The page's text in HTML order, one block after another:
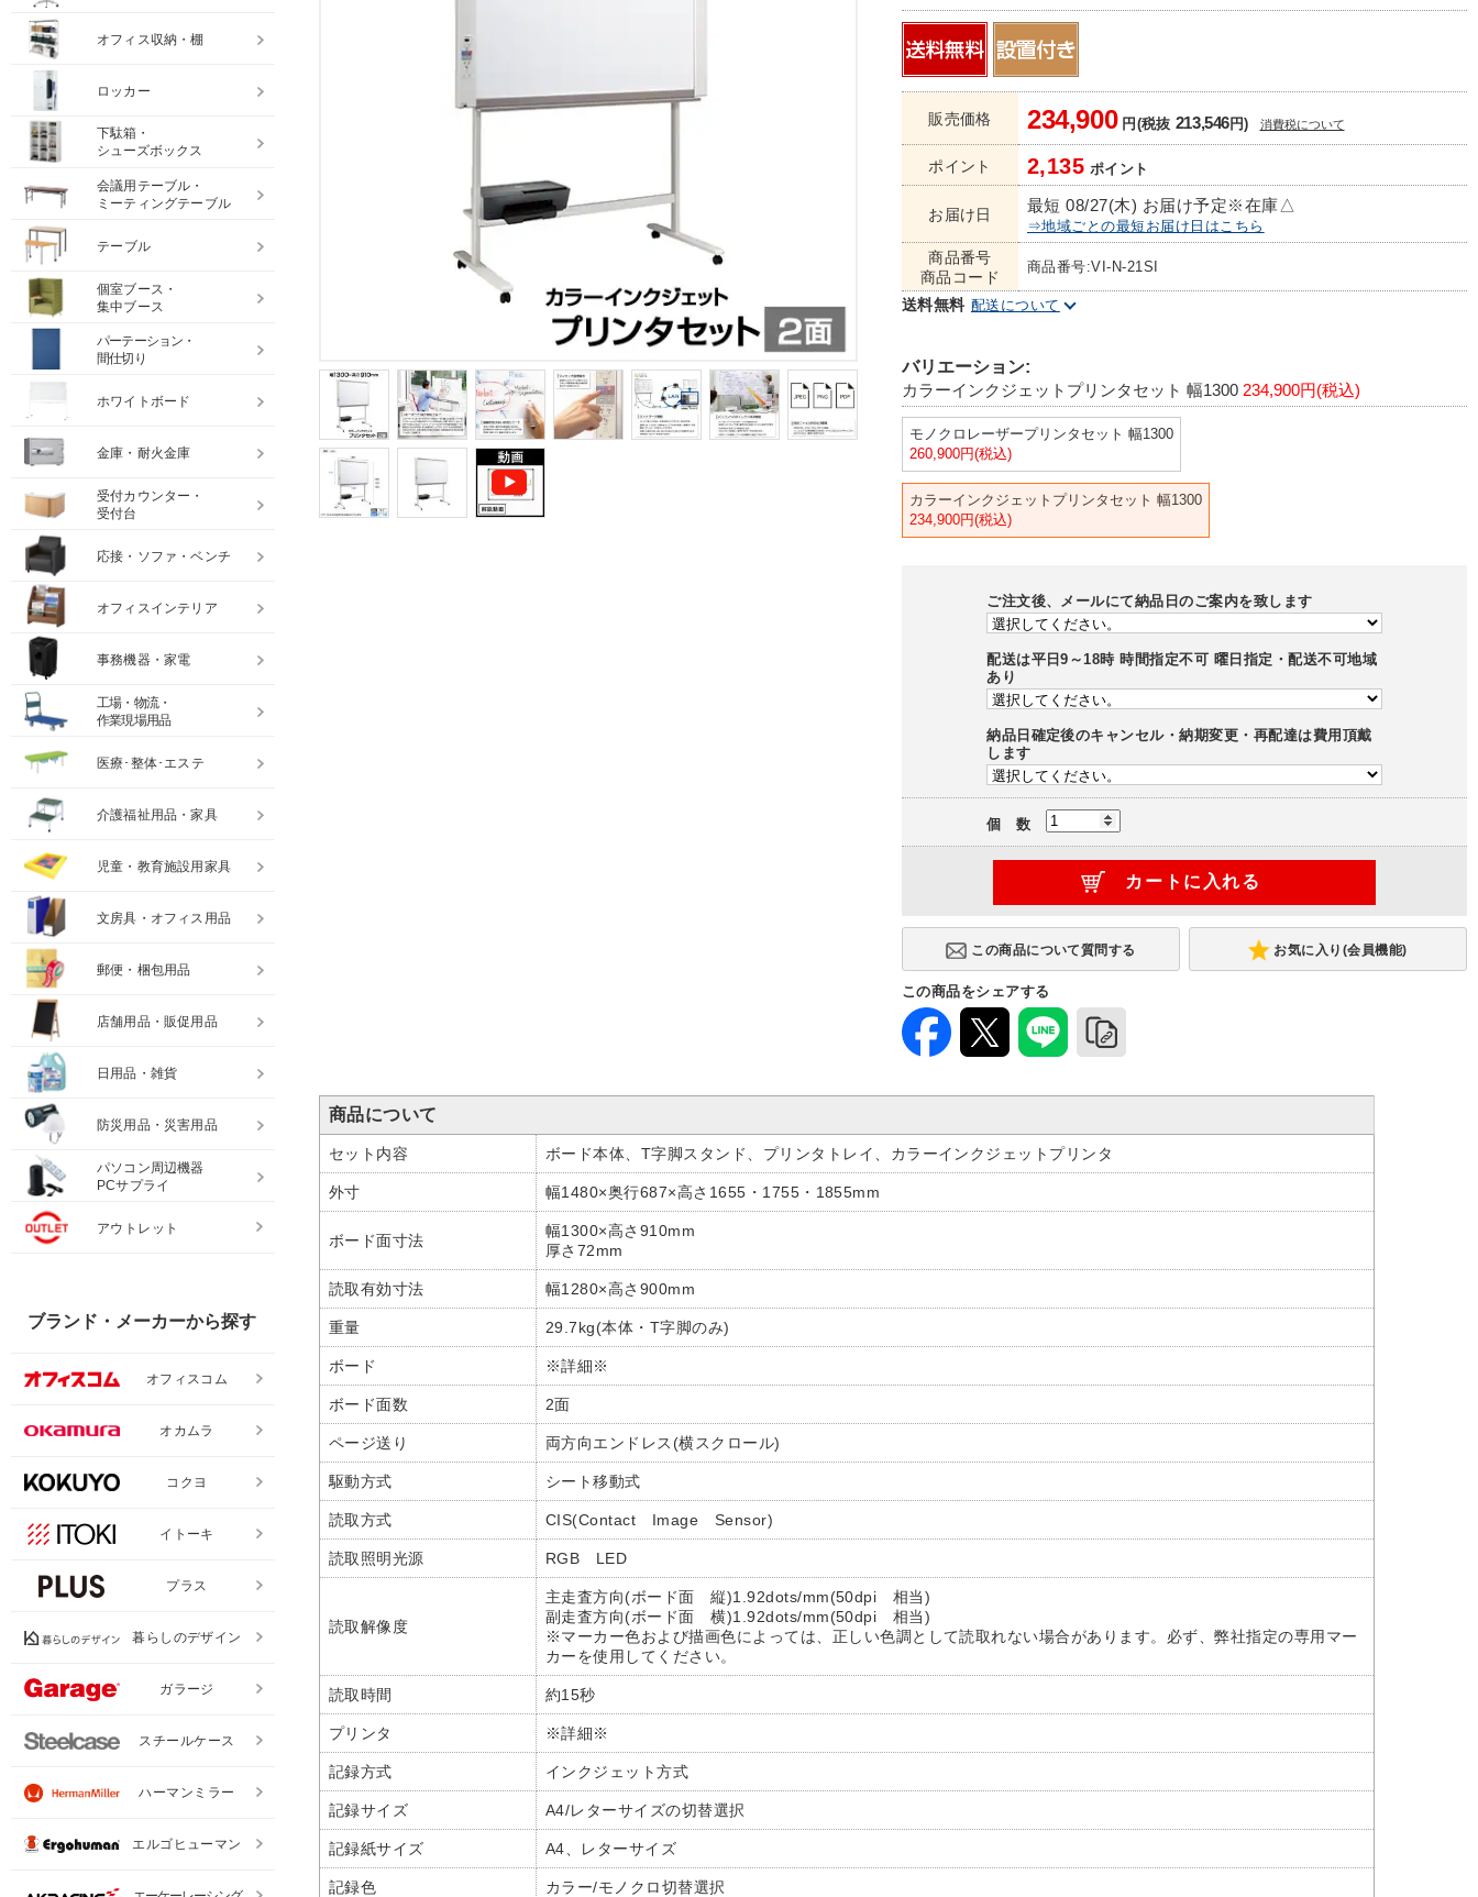
販売価格 234,900円(税抜 213,546円) 消費税について
ポイント 2,135 ポイント
お届け日 最短 08/27(木) お届け予定※在庫△
⇒地域ごとの最短お届け日はこちら
商品番号
商品コード
商品番号:VI-N-21SI
送料無料 配送について
バリエーション:
カラーインクジェットプリンタセット 幅1300 234,900円(税込)
モノクロレーザープリンタセット 幅1300
260,900円(税込)
カラーインクジェットプリンタセット 幅1300
234,900円(税込)
ご注文後、メールにて納品日のご案内を致します
配送は平日9～18時 時間指定不可 曜日指定・配送不可地域
あり
納品日確定後のキャンセル・納期変更・再配達は費用頂戴
します
個 数
お気に入り(会員機能)
この商品をシェアする
商品について
セット内容 ボード本体、T字脚スタンド、プリンタトレイ、カラーインクジェットプリンタ
外寸 幅1480×奥行687×高さ1655・1755・1855mm
ボード面寸法
幅1300×高さ910mm
厚さ72mm
読取有効寸法 幅1280×高さ900mm
重量 29.7kg(本体・T字脚のみ)
ボード ※詳細※
ボード面数 2面
ページ送り 両方向エンドレス(横スクロール)
駆動方式 シート移動式
読取方式 CIS(Contact Image Sensor)
読取照明光源 RGB LED
読取解像度
主走査方向(ボード面 縦)1.92dots/mm(50dpi 相当)
副走査方向(ボード面 横)1.92dots/mm(50dpi 相当)
※マーカー色および描画色によっては、正しい色調として読取れない場合があります。必ず、弊社指定の専用マー
カーを使用してください。
読取時間 約15秒
プリンタ ※詳細※
記録方式 インクジェット方式
記録サイズ A4/レターサイズの切替選択
記録紙サイズ A4、レターサイズ
記録色 カラー/モノクロ切替選択
オフィス収納・棚
ロッカー
下駄箱・
シューズボックス
会議用テーブル・
ミーティングテーブル
テーブル
個室ブース・
集中ブース
パーテーション・
間仕切り
ホワイトボード
金庫・耐火金庫
受付カウンター・
受付台
応接・ソファ・ベンチ
オフィスインテリア
事務機器・家電
工場・物流・
作業現場用品
医療･整体･エステ
介護福祉用品・家具
児童・教育施設用家具
文房具・オフィス用品
郵便・梱包用品
店舗用品・販促用品
日用品・雑貨
防災用品・災害用品
パソコン周辺機器
PCサプライ
アウトレット
ブランド・メーカーから探す
オフィスコム
オカムラ
コクヨ
イトーキ
プラス
暮らしのデザイン
ガラージ
スチールケース
ハーマンミラー
エルゴヒューマン